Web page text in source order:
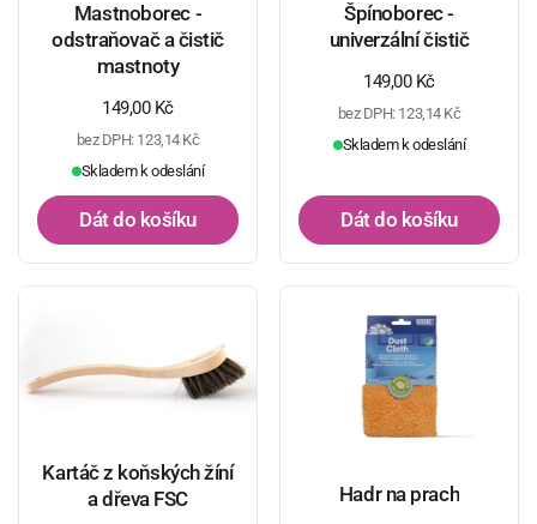
Mastnoborec -
odstraňovač a čistič
mastnoty
Běžná cena
149,00 Kč
bez DPH: 123,14 Kč
Skladem k odeslání
Dát do košíku
Špínoborec -
univerzální čistič
Běžná cena
149,00 Kč
bez DPH: 123,14 Kč
Skladem k odeslání
Dát do košíku
Kartáč z koňských žíní
a dřeva FSC
Hadr na prach